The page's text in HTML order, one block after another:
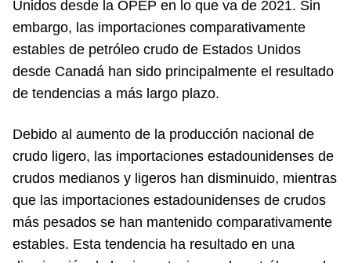
Unidos desde la OPEP en lo que va de 2021. Sin
embargo, las importaciones comparativamente
estables de petróleo crudo de Estados Unidos
desde Canadá han sido principalmente el resultado
de tendencias a más largo plazo.
Debido al aumento de la producción nacional de
crudo ligero, las importaciones estadounidenses de
crudos medianos y ligeros han disminuido, mientras
que las importaciones estadounidenses de crudos
más pesados ​​se han mantenido comparativamente
estables. Esta tendencia ha resultado en una